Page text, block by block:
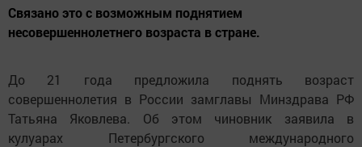
Связано это с возможным поднятием
несовершеннолетнего возраста в стране.
До 21 года предложила поднять возраст
совершеннолетия в России замглавы Минздрава РФ
Татьяна Яковлева. Об этом чиновник заявила в
кулуарах Петербургского международного